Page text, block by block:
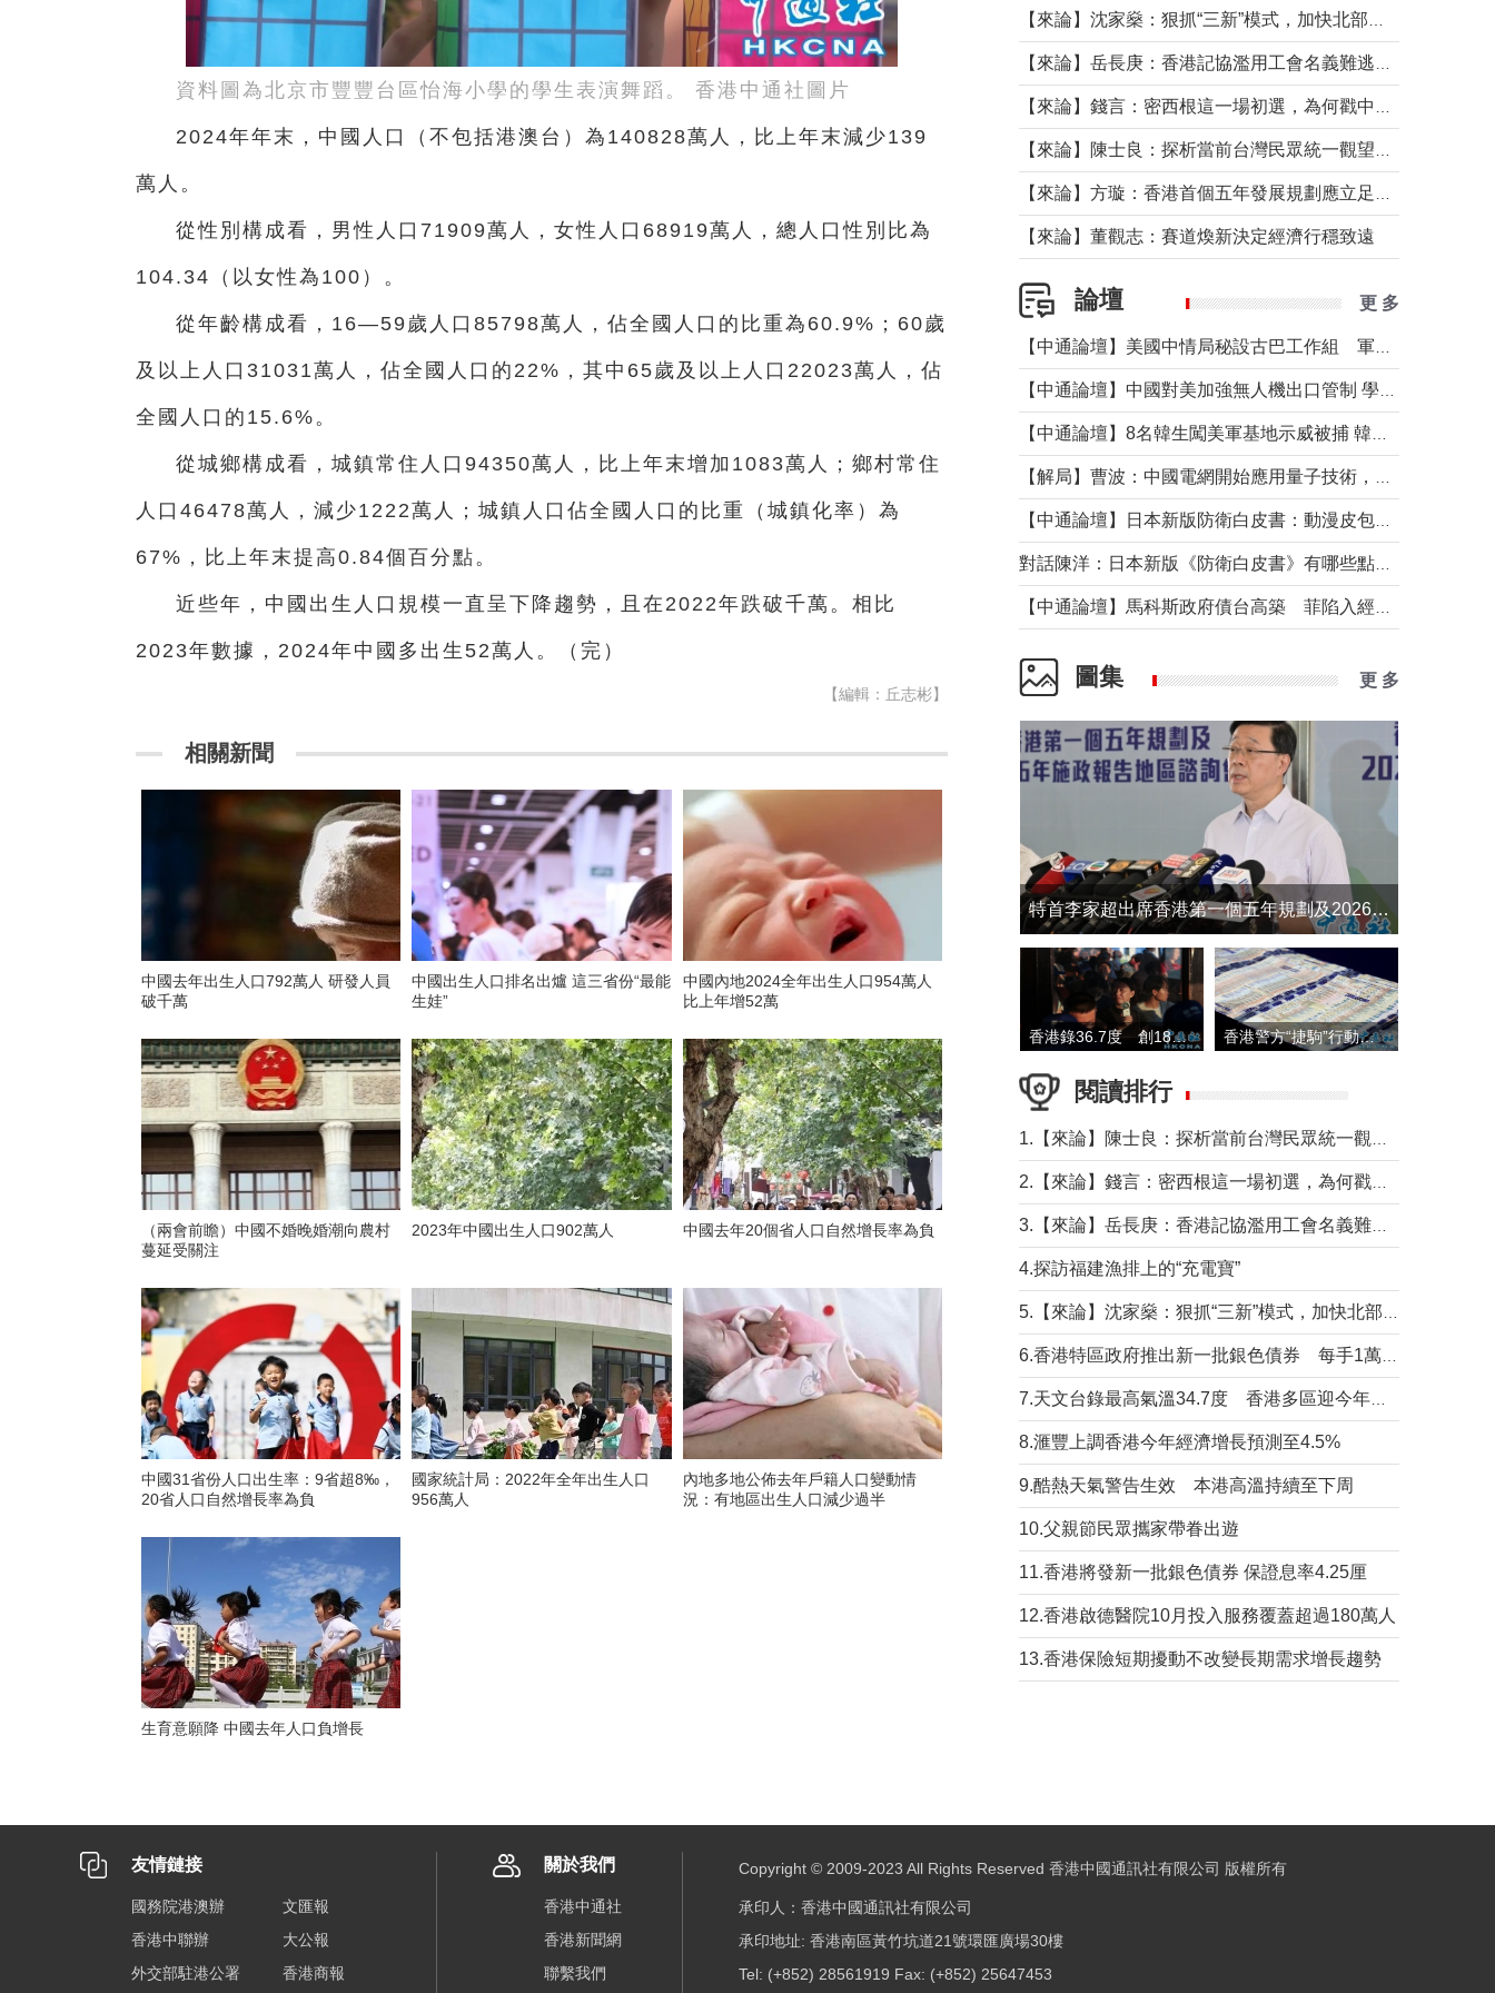
資料圖為北京市豐豐台區怡海小學的學生表演舞蹈。 香港中通社圖片
2024年年末，中國人口（不包括港澳台）為140828萬人，比上年末減少139
萬人。
從性別構成看，男性人口71909萬人，女性人口68919萬人，總人口性別比為
104.34（以女性為100）。
從年齡構成看，16—59歲人口85798萬人，佔全國人口的比重為60.9%；60歲
及以上人口31031萬人，佔全國人口的22%，其中65歲及以上人口22023萬人，佔
全國人口的15.6%。
從城鄉構成看，城鎮常住人口94350萬人，比上年末增加1083萬人；鄉村常住
人口46478萬人，減少1222萬人；城鎮人口佔全國人口的比重（城鎮化率）為
67%，比上年末提高0.84個百分點。
近些年，中國出生人口規模一直呈下降趨勢，且在2022年跌破千萬。相比
2023年數據，2024年中國多出生52萬人。（完）
【編輯：丘志彬】
相關新聞
中國去年出生人口792萬人 研發人員
破千萬
中國出生人口排名出爐 這三省份“最能
生娃”
中國內地2024全年出生人口954萬人
比上年增52萬
（兩會前瞻）中國不婚晚婚潮向農村
蔓延受關注
2023年中國出生人口902萬人 中國去年20個省人口自然增長率為負
中國31省份人口出生率：9省超8‰，
20省人口自然增長率為負
國家統計局：2022年全年出生人口
956萬人
內地多地公佈去年戶籍人口變動情
況：有地區出生人口減少過半
生育意願降 中國去年人口負增長
【來論】董觀志：賽道煥新決定經濟行穩致遠
論壇 更 多
圖集 更 多
​特首李家超出席香港第一個五年規劃及2026年《施政報告》地區諮詢會
香港錄36.7度 創1884年有紀錄以來最高溫 香港警方“捷駒”行動拘147人 涉洗黑錢逾6億元
閱讀排行
4.探訪福建漁排上的“充電寶”
8.滙豐上調香港今年經濟增長預測至4.5%
9.酷熱天氣警告生效 本港高溫持續至下周
10.父親節民眾攜家帶眷出遊
11.香港將發新一批銀色債券 保證息率4.25厘
12.香港啟德醫院10月投入服務覆蓋超過180萬人
13.香港保險短期擾動不改變長期需求增長趨勢
友情鏈接
國務院港澳辦
文匯報
香港中聯辦
大公報
外交部駐港公署
香港商報
關於我們
香港中通社
香港新聞網
聯繫我們
Copyright © 2009-2023 All Rights Reserved 香港中國通訊社有限公司 版權所有
承印人：香港中國通訊社有限公司
承印地址: 香港南區黃竹坑道21號環匯廣場30樓
Tel: (+852) 28561919 Fax: (+852) 25647453